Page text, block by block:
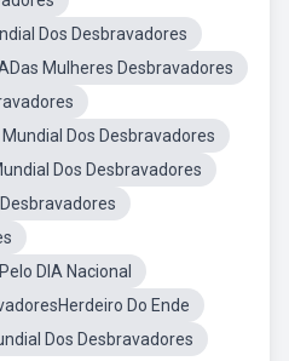
Dos Desbravadores
Mulheres Desbravadores
Dos Desbravadores
Dos Desbravadores
DIA Nacional
Do Ende
Dos Desbravadores